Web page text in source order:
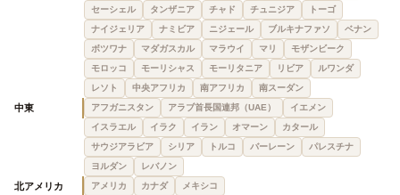
セーシェル
タンザニア チャド チュニジア
トーゴ
ナイジェリア
ナミビア ニジェール ブルキナファソ
ベナン
ボツワナ
マダガスカル マラウイ マリ
モザンビーク
モロッコ
モーリシャス モーリタニア リビア
ルワンダ
レソト
中央アフリカ 南アフリカ 南スーダン
中東 アフガニスタン アラブ首長国連邦（UAE）
イエメン
イスラエル
イラク イラン オマーン
カタール
サウジアラビア
シリア トルコ バーレーン
パレスチナ
ヨルダン
レバノン
北アメリカ アメリカ カナダ メキシコ